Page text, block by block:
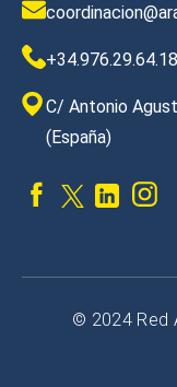
+34.976.29.64.18
C/ Antonio
(España)
© 2024 Red